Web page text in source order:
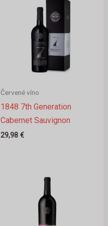
Červené víno
1848 7th Generation
Cabernet Sauvignon
29,98 €